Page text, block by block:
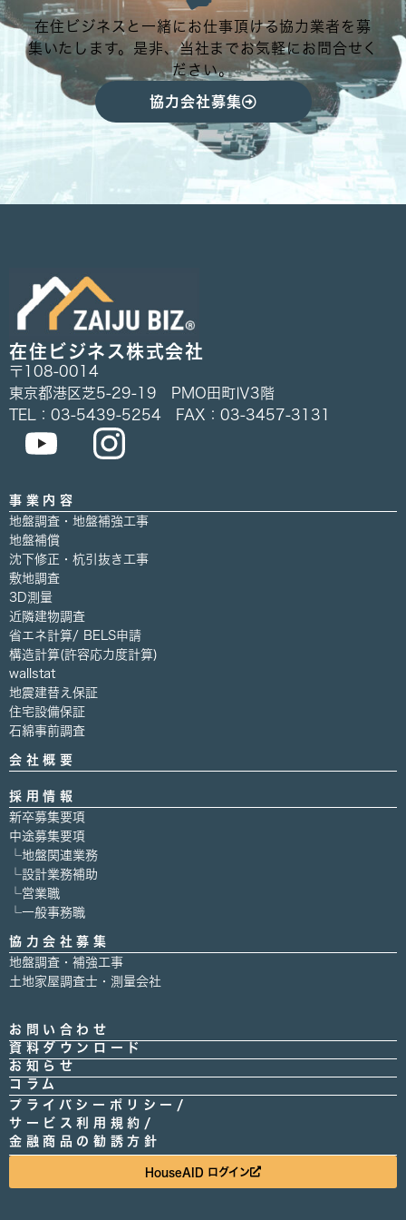
在住ビジネスと一緒にお仕事頂ける協力業者を募
集いたします。是非、当社までお気軽にお問合せく
ださい。
協力会社募集
在住ビジネス株式会社
〒108-0014
東京都港区芝5-29-19 PMO田町Ⅳ3階
TEL：03-5439-5254 FAX：03-3457-3131
事業内容
地盤調査・地盤補強工事
地盤補償
沈下修正・杭引抜き工事
敷地調査
3D測量
近隣建物調査
省エネ計算/ BELS申請
構造計算(許容応力度計算)
wallstat
地震建替え保証
住宅設備保証
石綿事前調査
会社概要
採用情報
新卒募集要項
中途募集要項
└地盤関連業務
└設計業務補助
└営業職
└一般事務職
協力会社募集
地盤調査・補強工事
土地家屋調査士・測量会社
お問い合わせ
資料ダウンロード
お知らせ
コラム
プライバシーポリシー/
サービス利用規約/
金融商品の勧誘方針
HouseAID ログイン